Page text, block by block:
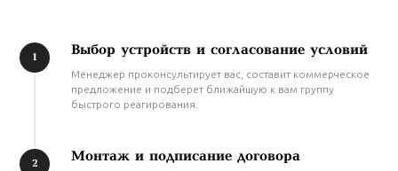
Выбор устройств и согласование условий
Менеджер проконсультирует вас, составит коммерческое
предложение и подберет ближайшую к вам группу
быстрого реагирования.
Монтаж и подписание договора